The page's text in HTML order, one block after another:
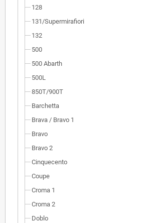
128
131/Supermirafiori
132
500
500 Abarth
500L
850T/900T
Barchetta
Brava / Bravo 1
Bravo
Bravo 2
Cinquecento
Coupe
Croma 1
Croma 2
Doblo